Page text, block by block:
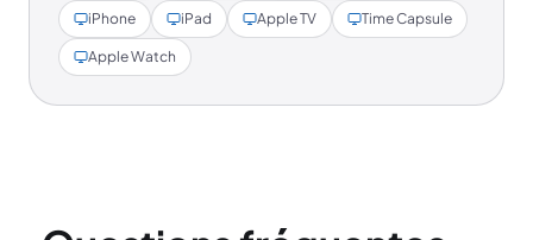
iPhone iPad Apple TV Time Capsule
Apple Watch